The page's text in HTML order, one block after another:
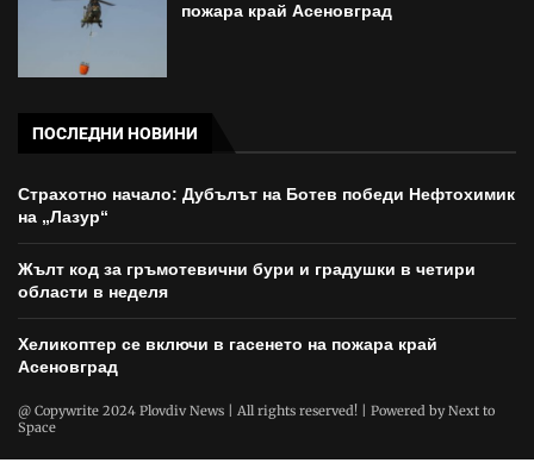
пожара край Асеновград
ПОСЛЕДНИ НОВИНИ
Страхотно начало: Дубълът на Ботев победи Нефтохимик
на „Лазур“
Жълт код за гръмотевични бури и градушки в четири
области в неделя
Хеликоптер се включи в гасенето на пожара край
Асеновград
@ Copywrite 2024 Plovdiv News | All rights reserved! | Powered byNext to
Space